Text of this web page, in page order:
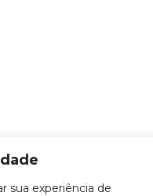
sua experiência de